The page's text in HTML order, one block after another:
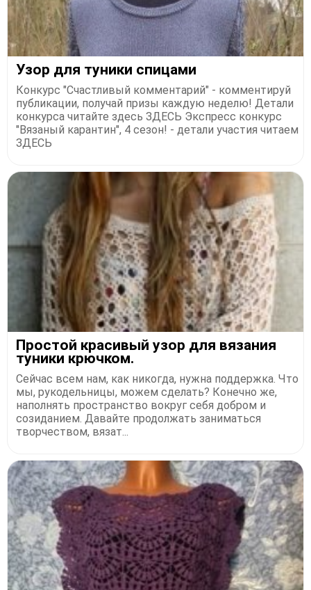
Узор для туники спицами
Конкурс "Счастливый комментарий" - комментируй
публикации, получай призы каждую неделю! Детали
конкурса читайте здесь ЗДЕСЬ Экспресс конкурс
"Вязаный карантин", 4 сезон! - детали участия читаем
ЗДЕСЬ
Простой красивый узор для вязания
туники крючком.
Сейчас всем нам, как никогда, нужна поддержка. Что
мы, рукодельницы, можем сделать? Конечно же,
наполнять пространство вокруг себя добром и
созиданием. Давайте продолжать заниматься
творчеством, вязат...